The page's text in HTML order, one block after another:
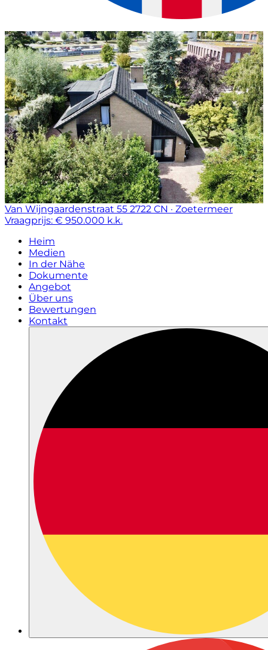
Van Wijngaardenstraat 55 2722 CN · Zoetermeer
Vraagprijs: € 950.000 k.k.
Heim
Medien
In der Nähe
Dokumente
Angebot
Über uns
Bewertungen
Kontakt